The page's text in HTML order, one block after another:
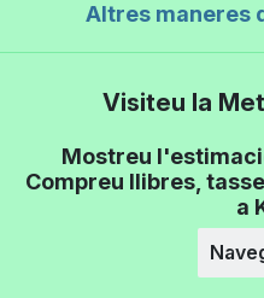
Altres maneres
Visiteu la
Mostreu
Compreu llibres,
a